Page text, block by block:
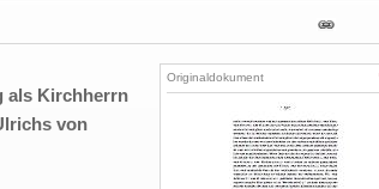
als Kirchherrn
von
Originaldokument